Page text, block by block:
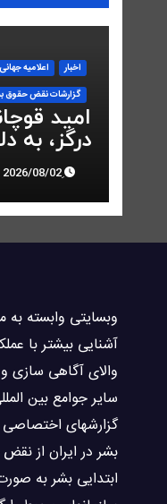
اخبار
اعلاميه
گزارشات نقض حقوق
امید
درگز، به
زندان
وبسايتى وابسته به
آشنایی بيشتر با
والاى آگاهى سازی
ساير جوامع بین
گزارشهای
بشر در ایران از
ابتدایی بشر به